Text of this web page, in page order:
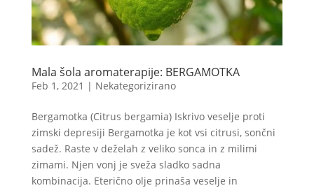
Mala šola aromaterapije: BERGAMOTKA
Feb 1, 2021 | Nekategorizirano
Bergamotka (Citrus bergamia) Iskrivo veselje proti
zimski depresiji Bergamotka je kot vsi citrusi, sončni
sadež. Raste v deželah z veliko sonca in z milimi
zimami. Njen vonj je sveža sladko sadna
kombinacija. Eterično olje prinaša veselje in